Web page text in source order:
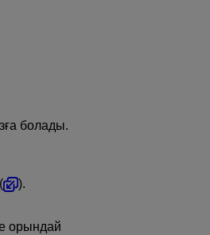
болады.
).
орындай